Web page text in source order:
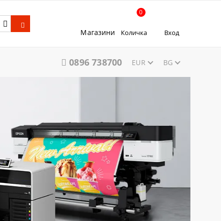
Магазини Количка
0
Вход
0896 738700 EUR BG